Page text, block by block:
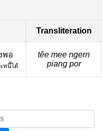
Transliteration
พอ
หนี้ได้
têe mee ngern
piang por